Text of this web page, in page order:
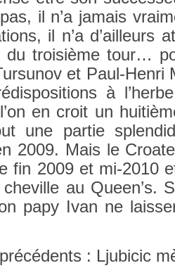
il n’a jamais
il n’a d’ail­leurs
du troisiè­me tour…
et Paul-Henri
à
en croit un
une par­tie
2009. Mais le
fin 2009 et mi-2010
au Queen’s.
papy Ivan ne
: Ljubicic